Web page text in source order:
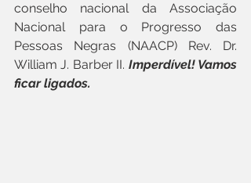
conselho nacional da Associação
Nacional para o Progresso das
Pessoas Negras (NAACP) Rev. Dr.
William J. Barber II. Imperdível! Vamos
ficar ligados.